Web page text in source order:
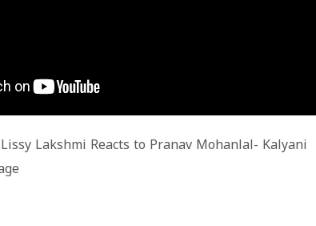
Lakshmi Reacts to Pranav Mohanlal- Kalyani